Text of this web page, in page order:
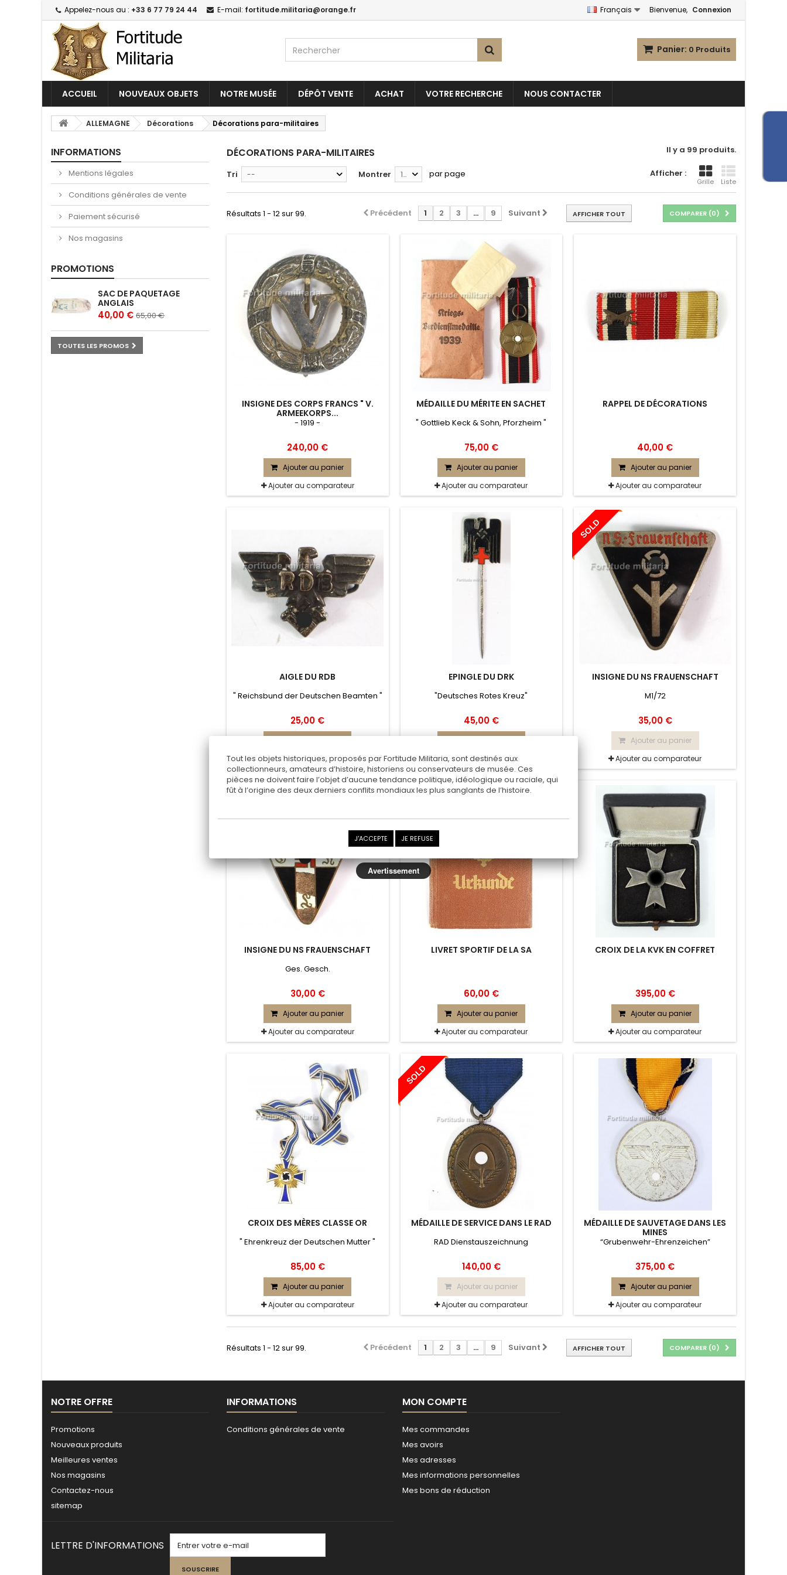
Bienvenue, Connexion
Français
Appelez-nous au : +33 6 77 79 24 44 E-mail: fortitude.militaria@orange.fr
Panier: 0 Produits
ACCUEIL NOUVEAUX OBJETS NOTRE MUSÉE DÉPÔT VENTE ACHAT VOTRE RECHERCHE NOUS CONTACTER
ALLEMAGNE Décorations Décorations para-militaires
INFORMATIONS
Mentions légales
Conditions générales de vente
Paiement sécurisé
Nos magasins
PROMOTIONS
SAC DE PAQUETAGE
ANGLAIS
40,00 € 65,00 €
TOUTES LES PROMOS
DÉCORATIONS PARA-MILITAIRES Il y a 99 produits.
Afficher :
Grille Liste
Tri -- Montrer 12 par page
COMPARER (0)
AFFICHER TOUT
Précédent 1 2 3 ... 9 Suivant
Résultats 1 - 12 sur 99.
INSIGNE DES CORPS FRANCS " V.
ARMEEKORPS...
- 1919 -
240,00 €
Ajouter au panier
Ajouter au comparateur
MÉDAILLE DU MÉRITE EN SACHET
" Gottlieb Keck & Sohn, Pforzheim "
75,00 €
Ajouter au panier
Ajouter au comparateur
RAPPEL DE DÉCORATIONS
40,00 €
Ajouter au panier
Ajouter au comparateur
AIGLE DU RDB
" Reichsbund der Deutschen Beamten "
25,00 €
Ajouter au comparateur
EPINGLE DU DRK
"Deutsches Rotes Kreuz"
45,00 €
Ajouter au comparateur
SOLD
INSIGNE DU NS FRAUENSCHAFT
M1/72
35,00 €
Ajouter au panier
Ajouter au comparateur
INSIGNE DU NS FRAUENSCHAFT
Ges. Gesch.
30,00 €
Ajouter au panier
Ajouter au comparateur
LIVRET SPORTIF DE LA SA
60,00 €
Ajouter au panier
Ajouter au comparateur
CROIX DE LA KVK EN COFFRET
395,00 €
Ajouter au panier
Ajouter au comparateur
CROIX DES MÈRES CLASSE OR
" Ehrenkreuz der Deutschen Mutter "
85,00 €
Ajouter au panier
Ajouter au comparateur
SOLD
MÉDAILLE DE SERVICE DANS LE RAD
RAD Dienstauszeichnung
140,00 €
Ajouter au panier
Ajouter au comparateur
MÉDAILLE DE SAUVETAGE DANS LES
MINES
“Grubenwehr-Ehrenzeichen”
375,00 €
Ajouter au panier
Ajouter au comparateur
COMPARER (0)
AFFICHER TOUT
Précédent 1 2 3 ... 9 Suivant
Résultats 1 - 12 sur 99.
NOTRE OFFRE
Promotions
Nouveaux produits
Meilleures ventes
Nos magasins
Contactez-nous
sitemap
INFORMATIONS
Conditions générales de vente
MON COMPTE
Mes commandes
Mes avoirs
Mes adresses
Mes informations personnelles
Mes bons de réduction
LETTRE D'INFORMATIONS
SOUSCRIRE
Tout les objets historiques, proposés par Fortitude Militaria, sont destinés aux
collectionneurs, amateurs d’histoire, historiens ou conservateurs de musée. Ces
pièces ne doivent faire l’objet d’aucune tendance politique, idéologique ou raciale, qui
fût à l’origine des deux derniers conflits mondiaux les plus sanglants de l’histoire.
J'ACCEPTE JE REFUSE
Avertissement